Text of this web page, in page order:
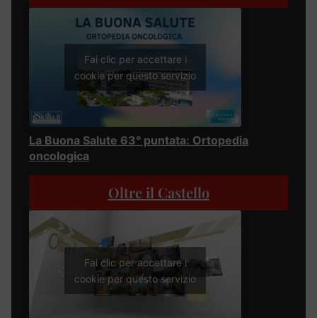
Fai clic per accettare i
cookie per questo servizio
La Buona Salute 63° puntata: Ortopedia
oncologica
Oltre il Castello
Fai clic per accettare i
cookie per questo servizio